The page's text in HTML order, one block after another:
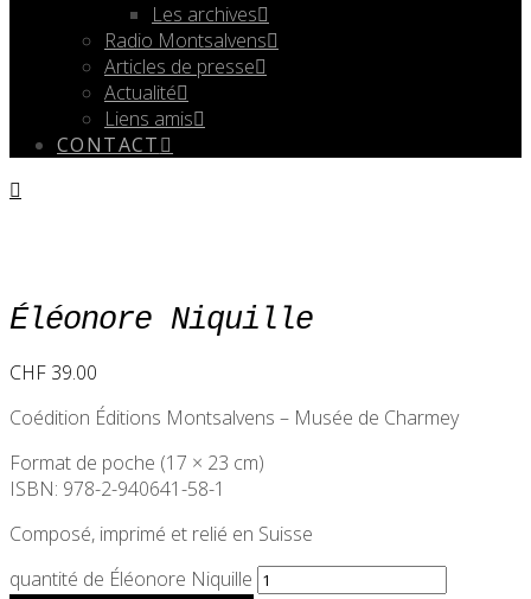
Les archives
Radio Montsalvens
Articles de presse
Actualité
Liens amis
CONTACT
Éléonore Niquille
CHF 39.00
Coédition Éditions Montsalvens – Musée de Charmey
Format de poche (17 × 23 cm)
ISBN: 978-2-940641-58-1
Composé, imprimé et relié en Suisse
quantité de Éléonore Niquille